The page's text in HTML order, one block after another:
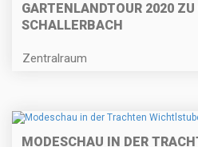
GARTENLANDTOUR 2020
SCHALLERBACH
Zentralraum
MODESCHAU IN DER